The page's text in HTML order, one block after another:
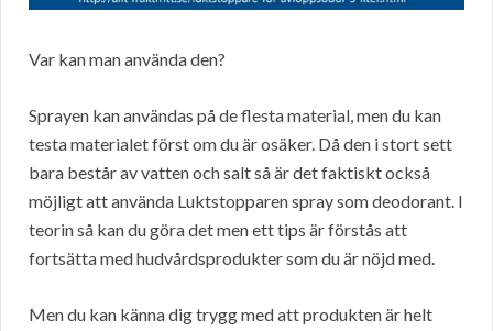
Var kan man använda den?
Sprayen kan användas på de flesta material, men du kan
testa materialet först om du är osäker. Då den i stort sett
bara består av vatten och salt så är det faktiskt också
möjligt att använda Luktstopparen spray som deodorant. I
teorin så kan du göra det men ett tips är förstås att
fortsätta med hudvårdsprodukter som du är nöjd med.
Men du kan känna dig trygg med att produkten är helt